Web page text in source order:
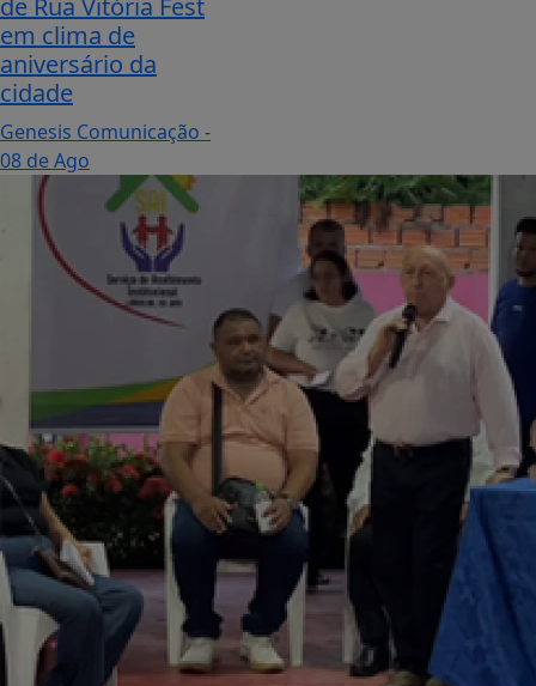
de Rua Vitória Fest
em clima de
aniversário da
cidade
Genesis Comunicação -
08 de Ago